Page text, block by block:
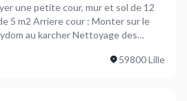
5 m2 Arriere cour : Monter sur le
au karcher Nettoyage des
2m50) Nettoyage des murs
59800 Lille